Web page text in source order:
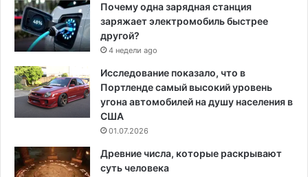
Почему одна зарядная станция
заряжает электромобиль быстрее
другой?
4 недели ago
Исследование показало, что в
Портленде самый высокий уровень
угона автомобилей на душу населения в
США
01.07.2026
Древние числа, которые раскрывают
суть человека